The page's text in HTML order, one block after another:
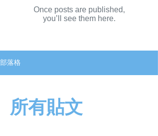
Once posts are published,
you’ll see them here.
部落格
所有貼文